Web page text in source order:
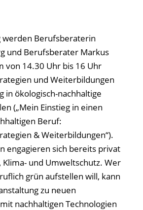
werden Berufsberaterin
und Berufsberater Markus
von 14.30 Uhr bis 16 Uhr
und Weiterbildungen
in ökologisch-nachhaltige
(„Mein Einstieg in einen
Beruf:
& Weiterbildungen“).
engagieren sich bereits privat
und Umweltschutz. Wer
grün aufstellen will, kann
zu neuen
nachhaltigen Technologien